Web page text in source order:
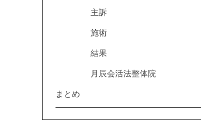
主訴
施術
結果
月辰会活法整体院
まとめ